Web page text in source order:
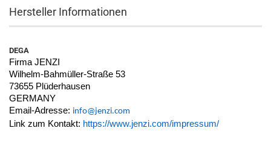
Hersteller Informationen
DEGA
Firma JENZI
Wilhelm-Bahmüller-Straße 53
73655 Plüderhausen
GERMANY
Email-Adresse: info@jenzi.com
Link zum Kontakt: https://www.jenzi.com/impressum/